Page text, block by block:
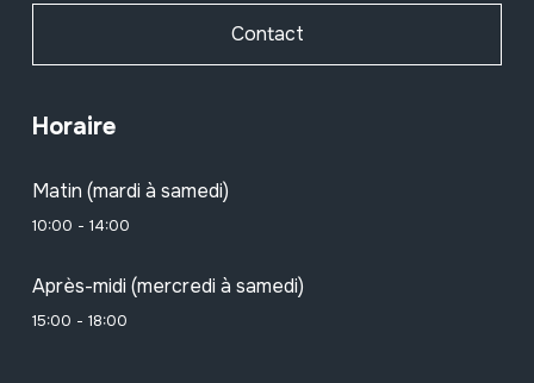
Contact
Horaire
Matin (mardi à samedi)
10:00 - 14:00
Après-midi (mercredi à samedi)
15:00 - 18:00